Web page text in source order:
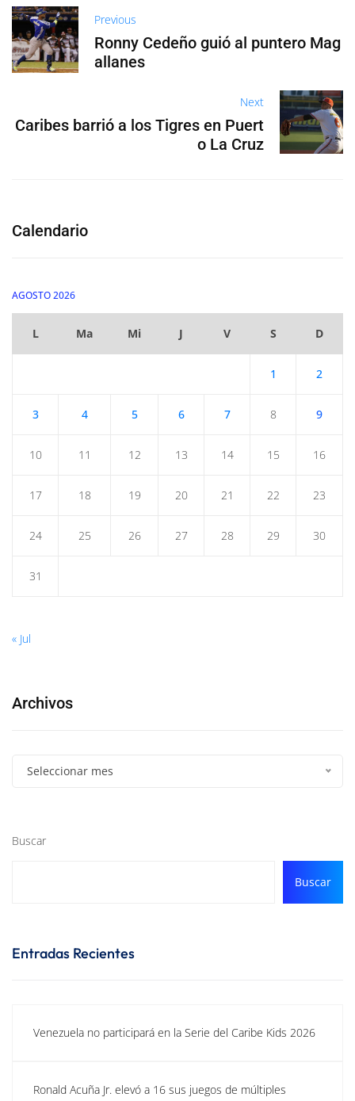
Previous
Ronny Cedeño guió al puntero Mag
allanes
Next
Caribes barrió a los Tigres en Puert
o La Cruz
Calendario
AGOSTO 2026
L Ma Mi J V S D
1 2
3 4 5 6 7 8 9
10 11 12 13 14 15 16
17 18 19 20 21 22 23
24 25 26 27 28 29 30
31
« Jul
Archivos
Seleccionar mes
Buscar
Buscar
Entradas Recientes
Venezuela no participará en la Serie del Caribe Kids 2026
Ronald Acuña Jr. elevó a 16 sus juegos de múltiples